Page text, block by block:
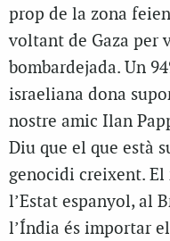
prop de la zona
voltant de Gaza per
bombardejada. Un
israeliana dona
nostre amic Ilan
Diu que el que està
genocidi creixent.
l’Estat espanyol, al
l’Índia és importar